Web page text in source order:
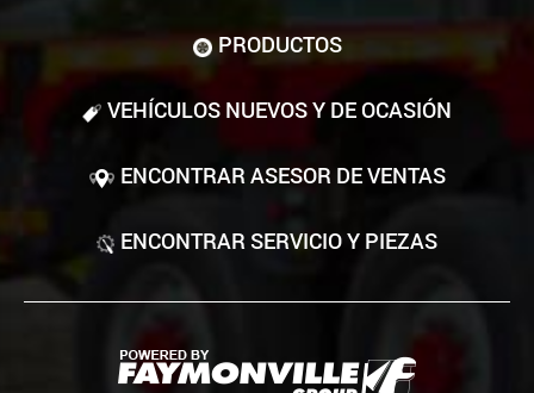
PRODUCTOS
VEHÍCULOS NUEVOS Y DE OCASIÓN
ENCONTRAR ASESOR DE VENTAS
ENCONTRAR SERVICIO Y PIEZAS